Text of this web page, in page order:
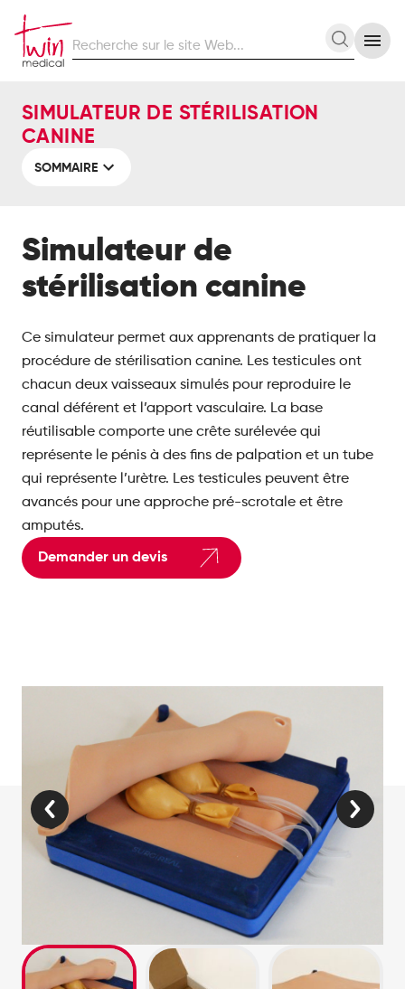
sur
Web
SIMULATEUR DE STÉRILISATION
CANINE
SOMMAIRE
Simulateur de
stérilisation canine
Ce simulateur permet aux apprenants de pratiquer la
procédure de stérilisation canine. Les testicules ont
chacun deux vaisseaux simulés pour reproduire le
canal déférent et l’apport vasculaire. La base
réutilisable comporte une crête surélevée qui
représente le pénis à des fins de palpation et un tube
qui représente l’urètre. Les testicules peuvent être
avancés pour une approche pré-scrotale et être
amputés.
Demander un devis